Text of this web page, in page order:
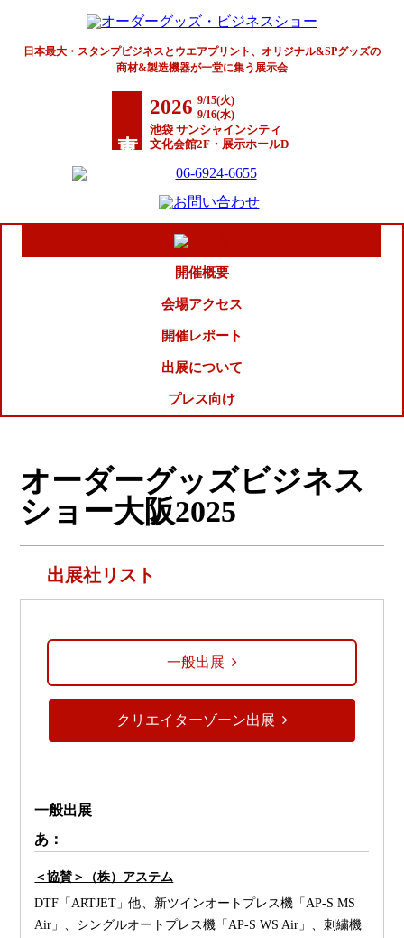
日本最大・スタンプビジネスとウエアプリント、オリジナル&SPグッズの
商材&製造機器が一堂に集う展示会
2026 9/15(火)
9/16(水)
池袋 サンシャインシティ
文化会館2F・展示ホールD
開催概要
会場アクセス
開催レポート
出展について
プレス向け
オーダーグッズビジネス
ショー大阪2025
出展社リスト
一般出展
クリエイターゾーン出展
一般出展
あ：
＜協賛＞（株）アステム
DTF「ARTJET」他、新ツインオートプレス機「AP-S MS
Air」、シングルオートプレス機「AP-S WS Air」、刺繍機